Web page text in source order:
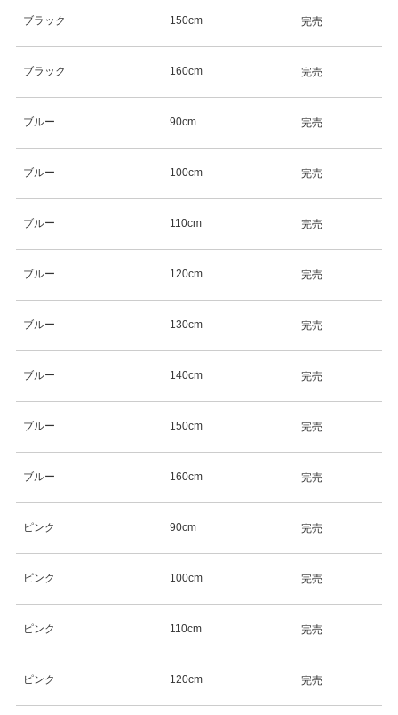
ブラック 150cm 完売
ブラック 160cm 完売
ブルー 90cm 完売
ブルー 100cm 完売
ブルー 110cm 完売
ブルー 120cm 完売
ブルー 130cm 完売
ブルー 140cm 完売
ブルー 150cm 完売
ブルー 160cm 完売
ピンク 90cm 完売
ピンク 100cm 完売
ピンク 110cm 完売
ピンク 120cm 完売